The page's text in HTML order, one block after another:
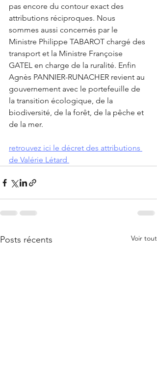
pas encore du contour exact des
attributions réciproques. Nous
sommes aussi concernés par le
Ministre Philippe TABAROT chargé des
transport et la Ministre Françoise
GATEL en charge de la ruralité. Enfin
Agnès PANNIER-RUNACHER revient au
gouvernement avec le portefeuille de
la transition écologique, de la
biodiversité, de la forêt, de la pêche et
de la mer.
retrouvez ici le décret des attributions
de Valérie Létard
Posts récents Voir tout